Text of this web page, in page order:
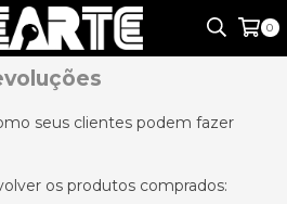
0
seus clientes podem fazer
os produtos comprados: